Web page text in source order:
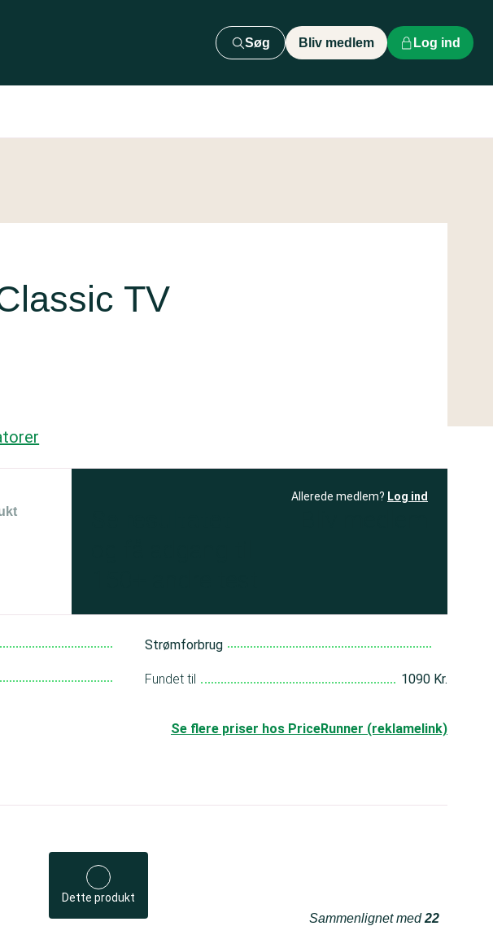
Søg Bliv medlem Log ind
TV
Allerede medlem? Log ind
Strømforbrug
Fundet til 1090 Kr.
Se flere priser hos PriceRunner (reklamelink)
Dette produkt
Sammenlignet med22